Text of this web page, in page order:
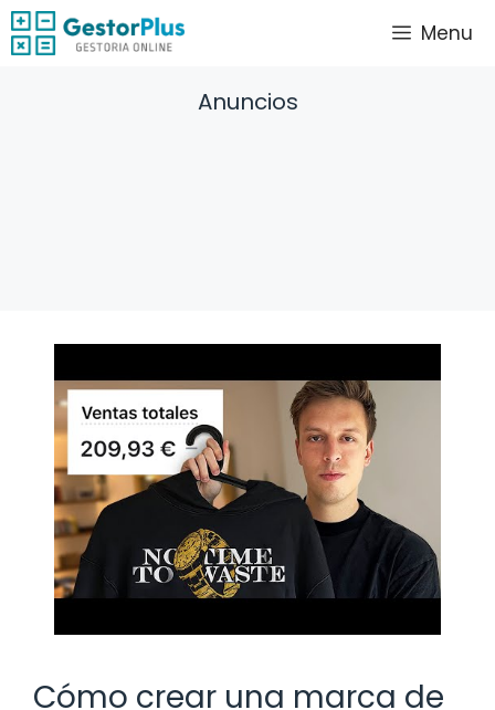
Saltar
al
Menu
Anuncios
Cómo crear una marca de